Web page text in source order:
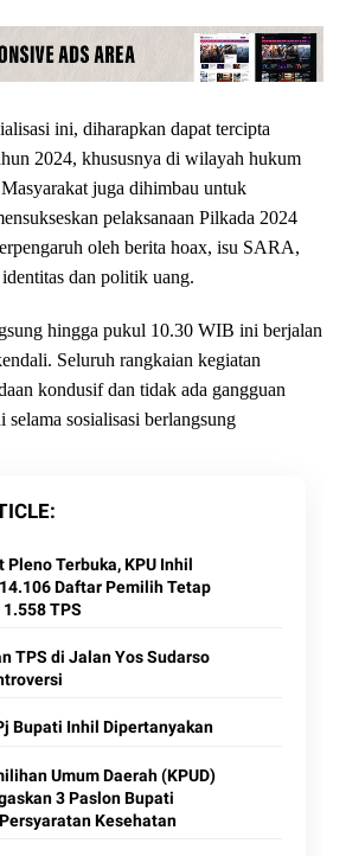
ini, diharapkan dapat tercipta
2024, khususnya di wilayah hukum
juga dihimbau untuk
pelaksanaan Pilkada 2024
oleh berita hoax, isu SARA,
dan politik uang.
hingga pukul 10.30 WIB ini berjalan
Seluruh rangkaian kegiatan
kondusif dan tidak ada gangguan
selama sosialisasi berlangsung
Pleno Terbuka, KPU Inhil
Daftar Pemilih Tetap
TPS
TPS di Jalan Yos Sudarso
Bupati Inhil Dipertanyakan
Umum Daerah (KPUD)
3 Paslon Bupati
Kesehatan